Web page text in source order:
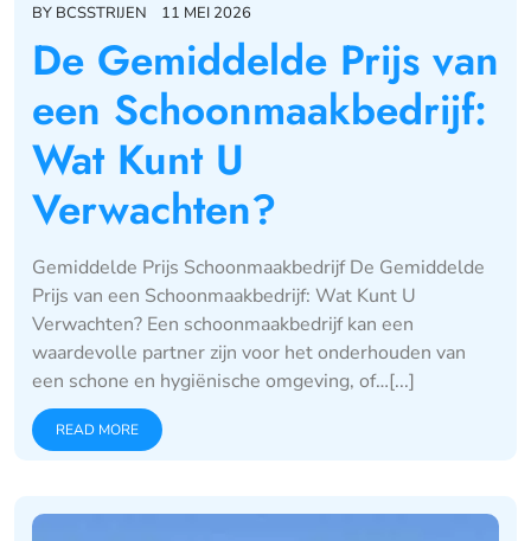
BY BCSSTRIJEN 11 MEI 2026
De Gemiddelde Prijs van
een Schoonmaakbedrijf:
Wat Kunt U
Verwachten?
Gemiddelde Prijs Schoonmaakbedrijf De Gemiddelde
Prijs van een Schoonmaakbedrijf: Wat Kunt U
Verwachten? Een schoonmaakbedrijf kan een
waardevolle partner zijn voor het onderhouden van
een schone en hygiënische omgeving, of…[...]
READ MORE